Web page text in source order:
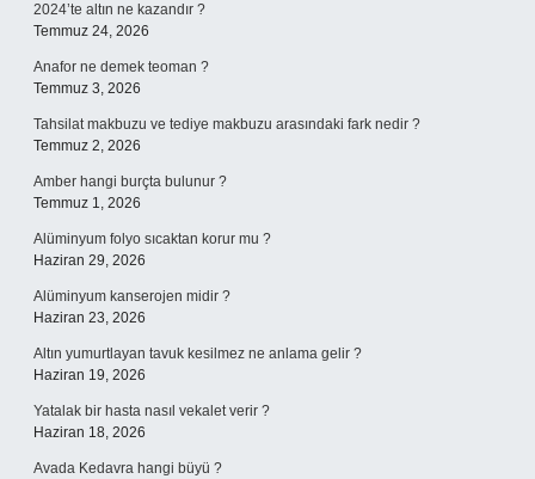
2024’te altın ne kazandır ?
Temmuz 24, 2026
Anafor ne demek teoman ?
Temmuz 3, 2026
Tahsilat makbuzu ve tediye makbuzu arasındaki fark nedir ?
Temmuz 2, 2026
Amber hangi burçta bulunur ?
Temmuz 1, 2026
Alüminyum folyo sıcaktan korur mu ?
Haziran 29, 2026
Alüminyum kanserojen midir ?
Haziran 23, 2026
Altın yumurtlayan tavuk kesilmez ne anlama gelir ?
Haziran 19, 2026
Yatalak bir hasta nasıl vekalet verir ?
Haziran 18, 2026
Avada Kedavra hangi büyü ?